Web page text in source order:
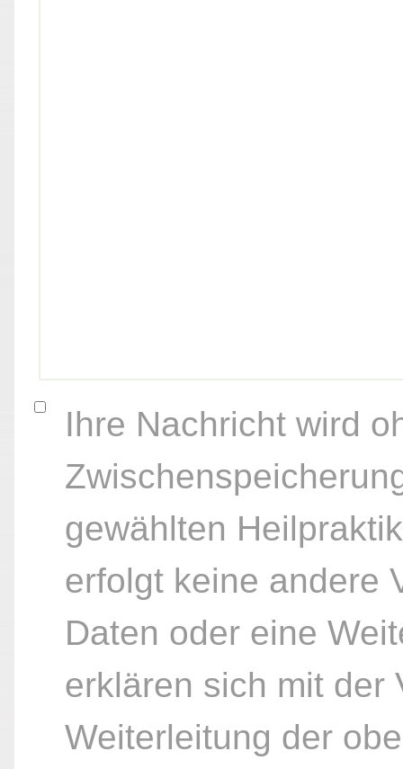
Ihre Nachricht wird
gewählten
erfolgt keine andere
Daten oder eine
erklären sich mit der
Weiterleitung der